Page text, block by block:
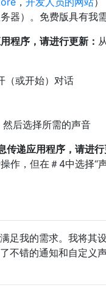
器）。免费版具有我
程序，请进行更新：
（或开始）对话
然后选择所需的声音
递应用程序，请进行
作，但在＃4中选择“声
足我的需求。我将其
不错的通知和自定义声